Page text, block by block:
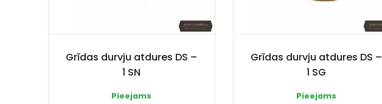
Grīdas durvju atdures DS –
1 SN
Pieejams
Grīdas durvju atdures DS –
1 SG
Pieejams